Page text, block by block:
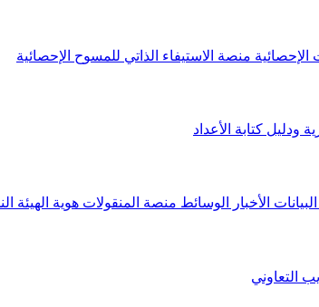
منصة الاستيفاء الذاتي للمسوح الإحصائية
ودليل كتابة الأعداد
الأخبار الوسائط منصة المنقولات هوية الهيئة
التعاوني